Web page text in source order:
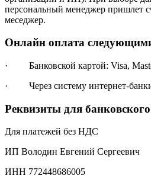
персональный менеджер пришлет
меседжер.
Онлайн оплата
· Банковской картой: Visa,
· Через систему интернет-
Реквизиты для банковского
Для платежей без НДС
ИП Володин Евгений Сергеевич
ИНН 772448686005